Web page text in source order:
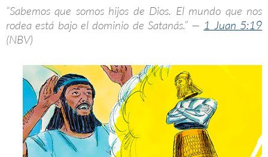
“Sabemos que somos hijos de Dios. El mundo que nos
rodea está bajo el dominio de Satanás.” — 1 Juan 5:19
(NBV)